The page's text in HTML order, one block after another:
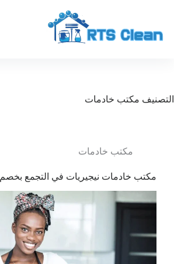
التصنيف مكتب خادمات
مكتب خادمات
مكتب خادمات نيجيريات في التجمع بخصم 20%